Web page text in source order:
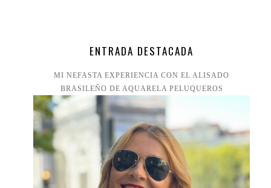
ENTRADA DESTACADA
MI NEFASTA EXPERIENCIA CON EL ALISADO
BRASILEÑO DE AQUARELA PELUQUEROS